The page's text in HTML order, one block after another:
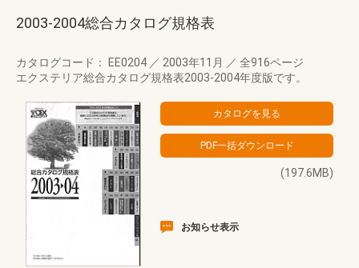
2003-2004総合カタログ規格表
カタログコード： EE0204 ／ 2003年11月 ／ 全916ページ
エクステリア総合カタログ規格表2003-2004年度版です。
(197.6MB)
お知らせ表示